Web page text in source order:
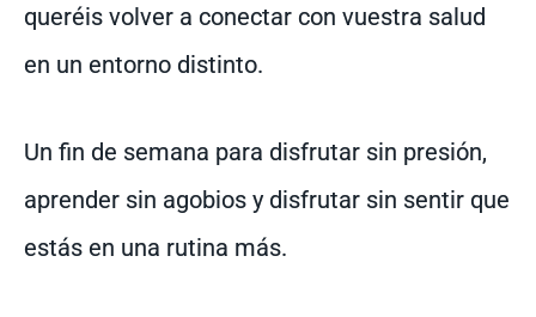
queréis volver a conectar con vuestra salud
en un entorno distinto.
Un fin de semana para disfrutar sin presión,
aprender sin agobios y disfrutar sin sentir que
estás en una rutina más.